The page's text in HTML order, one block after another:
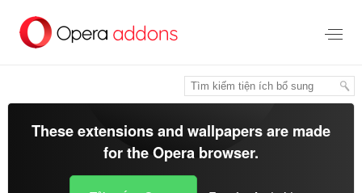
đến
These extensions and wallpapers are made
for theOpera browser.